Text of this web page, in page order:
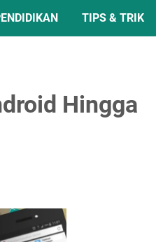
TIPS & TRIK
Hingga